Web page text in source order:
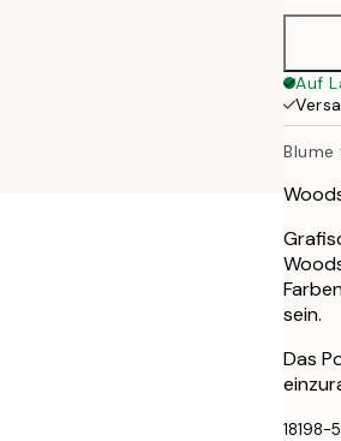
Auf
Blume
sein.
Das
18198-5